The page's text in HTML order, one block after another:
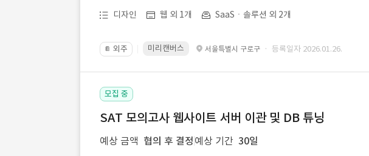
디자인 웹 외 1개 SaaSㆍ솔루션 외 2개
📔 외주 미리캔버스 서울특별시 구로구 · 등록일자 2026.01.26.
모집 중
SAT 모의고사 웹사이트 서버 이관 및 DB 튜닝
예상 금액 협의 후 결정 예상 기간 30일